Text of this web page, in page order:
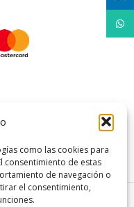
como las cookies para
consentimiento de estas
de navegación o
el consentimiento,